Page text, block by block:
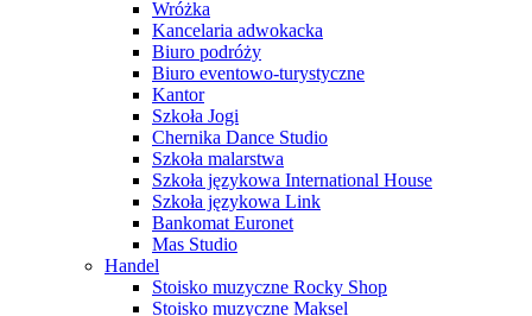
Wróżka
Kancelaria adwokacka
Biuro podróży
Biuro eventowo-turystyczne
Kantor
Szkoła Jogi
Chernika Dance Studio
Szkoła malarstwa
Szkoła językowa International House
Szkoła językowa Link
Bankomat Euronet
Mas Studio
Handel
Stoisko muzyczne Rocky Shop
Stoisko muzyczne Maksel